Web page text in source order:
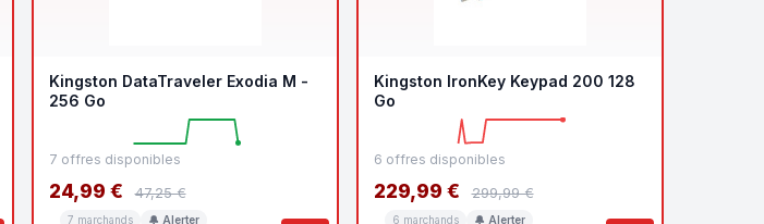
Kingston DataTraveler Exodia M -
256 Go
7 offres disponibles
24,99 € 47,25 €
7 marchands 🔔 Alerter
Kingston IronKey Keypad 200 128
Go
6 offres disponibles
229,99 € 299,99 €
6 marchands 🔔 Alerter